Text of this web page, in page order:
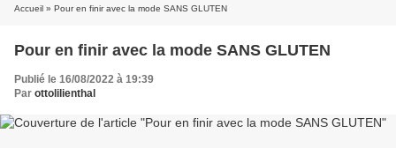
Accueil » Pour en finir avec la mode SANS GLUTEN
Pour en finir avec la mode SANS GLUTEN
Publié le 16/08/2022 à 19:39
Par ottolilienthal